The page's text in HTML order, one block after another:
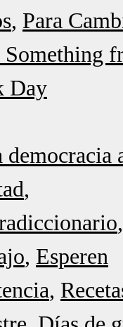
Para
Something
Day
democracia
Esperen